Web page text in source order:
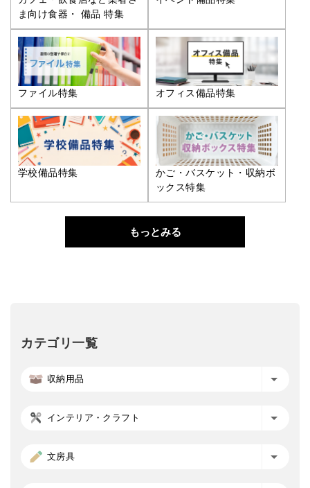
ま向け食器・ 備品 特集
ファイル特集 オフィス備品特集
学校備品特集
かご・バスケット・収納ボ
ックス特集
もっとみる
カテゴリ一覧
収納用品
インテリア・クラフト
文房具